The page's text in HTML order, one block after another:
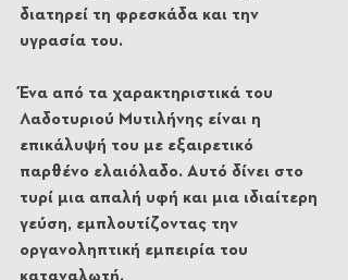
διατηρεί τη φρεσκάδα και την
υγρασία του.
Ένα από τα χαρακτηριστικά του
Λαδοτυριού Μυτιλήνης είναι η
επικάλυψή του με εξαιρετικό
παρθένο ελαιόλαδο. Αυτό δίνει στο
τυρί μια απαλή υφή και μια ιδιαίτερη
γεύση, εμπλουτίζοντας την
οργανοληπτική εμπειρία του
καταναλωτή.